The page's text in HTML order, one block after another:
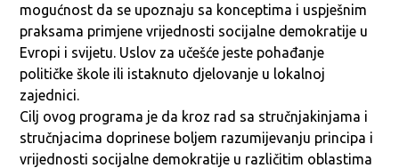
mogućnost da se upoznaju sa konceptima i uspješnim
praksama primjene vrijednosti socijalne demokratije u
Evropi i svijetu. Uslov za učešće jeste pohađanje
političke škole ili istaknuto djelovanje u lokalnoj
zajednici.
Cilj ovog programa je da kroz rad sa stručnjakinjama i
stručnjacima doprinese boljem razumijevanju principa i
vrijednosti socijalne demokratije u različitim oblastima